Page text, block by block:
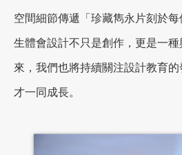
空間細節傳遞「珍藏雋永片刻於
生體會設計不只是創作，更是一
來，我們也將持續關注設計教育
才一同成長。